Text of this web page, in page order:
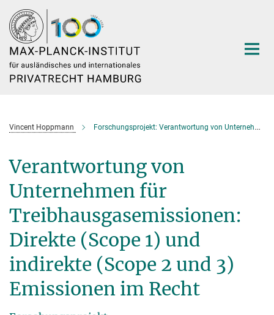
Hauptinhalt
Vincent Hoppmann Forschungsprojekt: Verantwortung von Unternehmen für Treibhausgasemissionen
Verantwortung von
Unternehmen für
Treibhausgasemissionen:
Direkte (Scope 1) und
indirekte (Scope 2 und 3)
Emissionen im Recht